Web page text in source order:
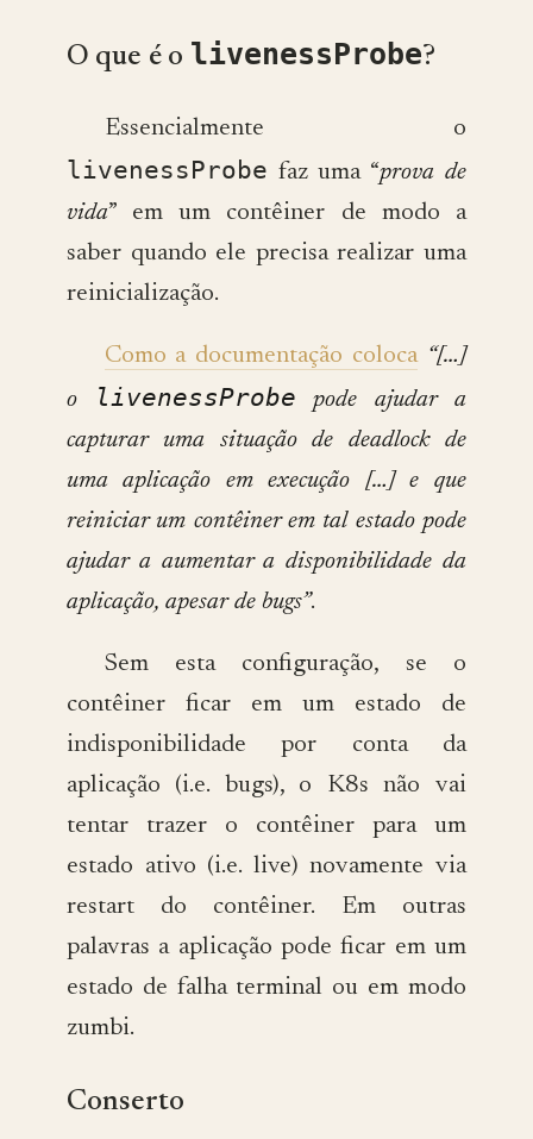
O que é o livenessProbe?
Essencialmente o
livenessProbe faz uma “prova de
vida” em um contêiner de modo a
saber quando ele precisa realizar uma
reinicialização.
Como a documentação coloca “[…]
o
livenessProbe pode ajudar a
capturar uma situação de deadlock de
uma aplicação em execução […] e que
reiniciar um contêiner em tal estado pode
ajudar a aumentar a disponibilidade da
aplicação, apesar de bugs”.
Sem esta configuração, se o
contêiner ficar em um estado de
indisponibilidade por conta da
aplicação (i.e. bugs), o K8s não vai
tentar trazer o contêiner para um
estado ativo (i.e. live) novamente via
restart do contêiner. Em outras
palavras a aplicação pode ficar em um
estado de falha terminal ou em modo
zumbi.
Conserto